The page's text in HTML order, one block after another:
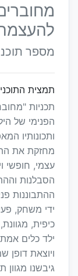
להעצמה
מספר תוכנית
תמצית
תכניות
הפנימי של
ותכונותיו
מחזקת את
עצמי, חופשי
הסבלנות
ההתבוננות
ידי משחק,
כיפית,
ילד כלים
ויוצאת דופן
גיבשנו